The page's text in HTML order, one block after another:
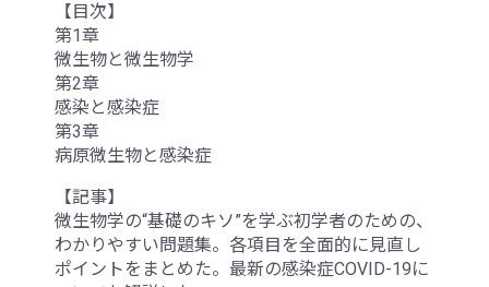
【目次】
第1章
微生物と微生物学
第2章
感染と感染症
第3章
病原微生物と感染症
【記事】
微生物学の“基礎のキソ”を学ぶ初学者のための、
わかりやすい問題集。各項目を全面的に見直し
ポイントをまとめた。最新の感染症COVID-19に